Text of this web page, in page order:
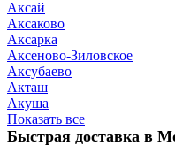
Аксай
Аксаково
Аксарка
Аксеново-Зиловское
Аксубаево
Акташ
Акуша
Показать все
Быстрая доставка в